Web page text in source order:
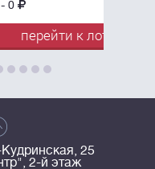
25
2-й этаж